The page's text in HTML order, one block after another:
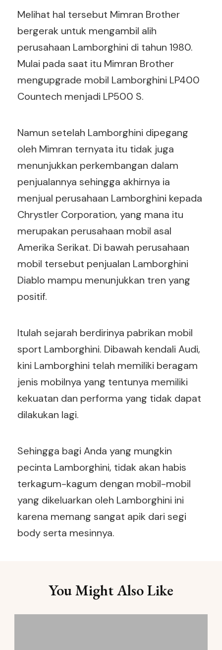
Melihat hal tersebut Mimran Brother
bergerak untuk mengambil alih
perusahaan Lamborghini di tahun 1980.
Mulai pada saat itu Mimran Brother
mengupgrade mobil Lamborghini LP400
Countech menjadi LP500 S.
Namun setelah Lamborghini dipegang
oleh Mimran ternyata itu tidak juga
menunjukkan perkembangan dalam
penjualannya sehingga akhirnya ia
menjual perusahaan Lamborghini kepada
Chrystler Corporation, yang mana itu
merupakan perusahaan mobil asal
Amerika Serikat. Di bawah perusahaan
mobil tersebut penjualan Lamborghini
Diablo mampu menunjukkan tren yang
positif.
Itulah sejarah berdirinya pabrikan mobil
sport Lamborghini. Dibawah kendali Audi,
kini Lamborghini telah memiliki beragam
jenis mobilnya yang tentunya memiliki
kekuatan dan performa yang tidak dapat
dilakukan lagi.
Sehingga bagi Anda yang mungkin
pecinta Lamborghini, tidak akan habis
terkagum-kagum dengan mobil-mobil
yang dikeluarkan oleh Lamborghini ini
karena memang sangat apik dari segi
body serta mesinnya.
Navigation
You Might Also Like